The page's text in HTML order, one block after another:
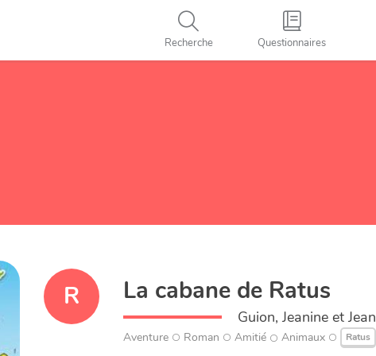
Recherche Questionnaires
R La cabane de Ratus
Guion, Jeanine et Jean
Aventure Roman Amitié Animaux Ratus